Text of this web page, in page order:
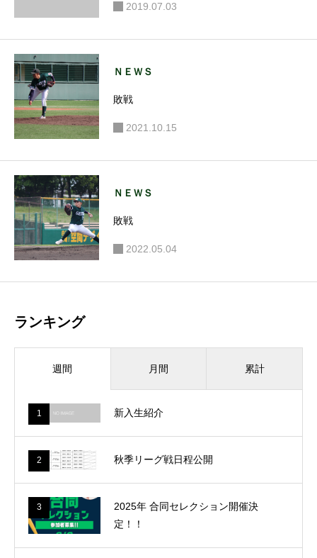
2019.07.03
ＮＥＷＳ
敗戦
2021.10.15
ＮＥＷＳ
敗戦
2022.05.04
ランキング
週間 月間 累計
1 新入生紹介
2 秋季リーグ戦日程公開
3
2025年 合同セレクション開催決
定！！